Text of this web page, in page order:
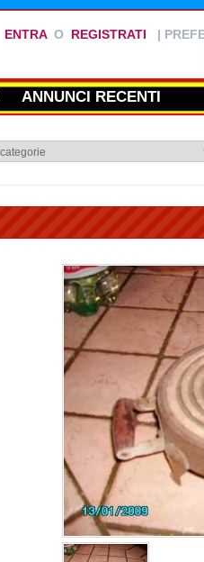
ENTRAO REGISTRATI |
ANNUNCI RECENTI